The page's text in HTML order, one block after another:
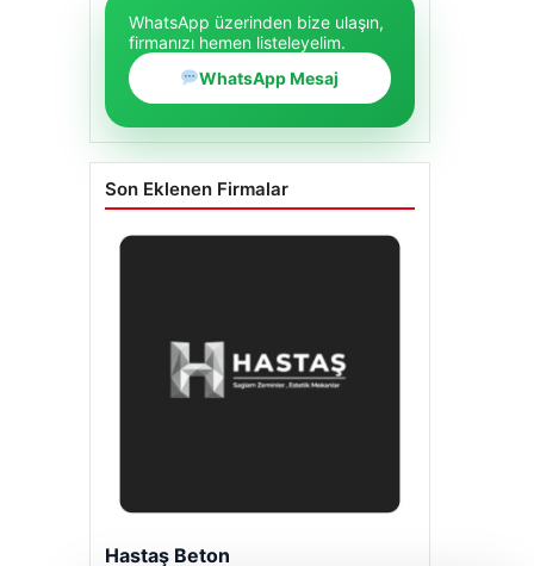
WhatsApp üzerinden bize ulaşın,
firmanızı hemen listeleyelim.
WhatsApp Mesaj
Son Eklenen Firmalar
Hastaş Beton